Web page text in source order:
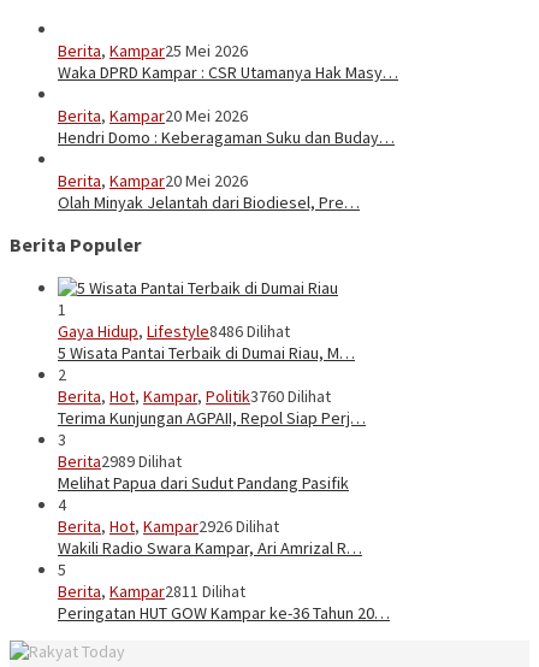
Berita, Kampar25 Mei 2026
Waka DPRD Kampar : CSR Utamanya Hak Masy…
Berita, Kampar20 Mei 2026
Hendri Domo : Keberagaman Suku dan Buday…
Berita, Kampar20 Mei 2026
Olah Minyak Jelantah dari Biodiesel, Pre…
Berita Populer
1
Gaya Hidup, Lifestyle8486 Dilihat
5 Wisata Pantai Terbaik di Dumai Riau, M…
2
Berita, Hot, Kampar, Politik3760 Dilihat
Terima Kunjungan AGPAII, Repol Siap Perj…
3
Berita2989 Dilihat
Melihat Papua dari Sudut Pandang Pasifik
4
Berita, Hot, Kampar2926 Dilihat
Wakili Radio Swara Kampar, Ari Amrizal R…
5
Berita, Kampar2811 Dilihat
Peringatan HUT GOW Kampar ke-36 Tahun 20…